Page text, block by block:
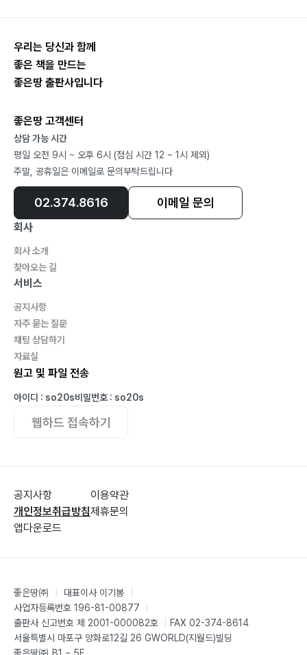
우리는 당신과 함께
좋은 책을 만드는
좋은땅 출판사입니다
좋은땅 고객센터
상담 가능 시간
평일 오전 9시 ~ 오후 6시 (점심 시간 12 ~ 1시 제외)
주말, 공휴일은 이메일로 문의부탁드립니다
02.374.8616 이메일 문의
회사
회사 소개
찾아오는 길
서비스
공지사항
자주 묻는 질문
채팅 상담하기
자료실
원고 및 파일 전송
아이디 : so20s비밀번호 : so20s
웹하드 접속하기
공지사항
개인정보취급방침
앱다운로드
이용약관
제휴문의
좋은땅㈜ 대표이사 이기봉
사업자등록번호 196-81-00877
출판사 신고번호 제 2001-000082호
FAX 02-374-8614
서울특별시 마포구 양화로12길 26 GWORLD(지월드)빌딩